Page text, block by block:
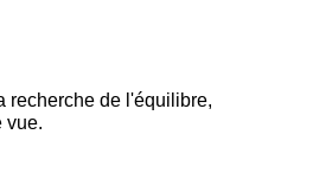
recherche de l'équilibre,
vue.